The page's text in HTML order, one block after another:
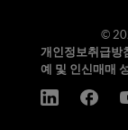
©
개인정보취급방
예 및 인신매매